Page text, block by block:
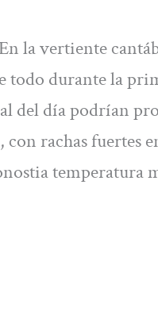
la vertiente
todo durante la
del día podrían
rachas fuertes
temperatura